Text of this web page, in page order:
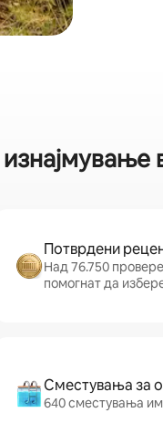
Потврдени
Над 76.750
помогнат да
Сместувања за
640 сместувања